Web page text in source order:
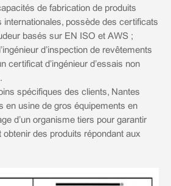
de fabrication de produits
internationales, possède des certificats
basés sur EN ISO et AWS ;
d’inspection de revêtements
certificat d’ingénieur d’essais non
spécifiques des clients, Nantes
en usine de gros équipements en
d’un organisme tiers pour garantir
des produits répondant aux